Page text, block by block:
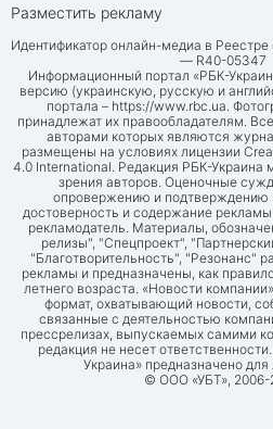
Разместить рекламу
Идентификатор онлайн-медиа в
— R40-05347
Информационный портал «РБК-
версию (украинскую, русскую и
портала – https://www.rbc.ua .
принадлежат их правообладателям.
авторами которых являются
размещены на условиях лицензии
4.0 International. Редакция РБК-Украина
зрения авторов. Оценочные
опровержению и подтверждению
достоверность и содержание
рекламодатель. Материалы,
релизы", "Спецпроект",
"Благотворительность", "Резонанс"
рекламы и предназначены, как
летнего возраста. «Новости
формат, охватывающий новости,
связанные с деятельностью
прессрелизах, выпускаемых самими
редакция не несет
Украина» предназначено для
© ООО «УБТ», 2006-